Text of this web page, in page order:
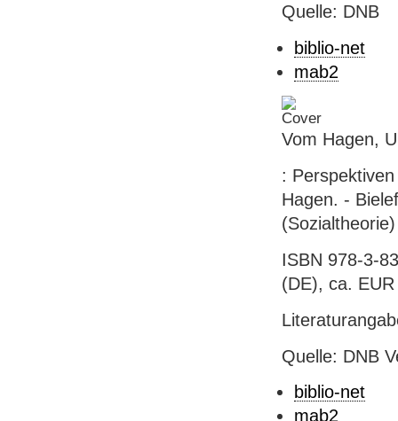
Quelle: DNB
biblio-net
mab2
Vom Hagen,
:
Hagen. -
(Sozialtheorie)
ISBN 978-3-
(DE), ca.
Quelle: DNB
biblio-net
mab2